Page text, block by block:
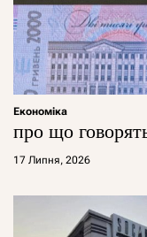
Економіка
про що
17 Липня, 2026